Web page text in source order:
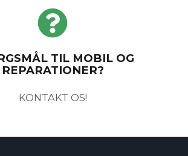
TIL MOBIL OG
REPARATIONER?
KONTAKT OS!